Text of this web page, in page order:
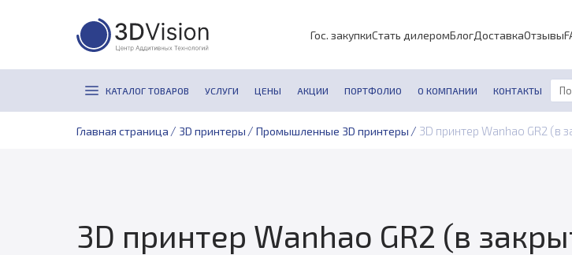
Гос. закупкиСтать дилеромБлогДоставкаОтзывы
КАТАЛОГ ТОВАРОВ УСЛУГИ ЦЕНЫ АКЦИИ ПОРТФОЛИО О КОМПАНИИ КОНТАКТЫ
Главная страница / 3D принтеры / Промышленные 3D принтеры / 3D принтер Wanhao GR2 (в
3D принтер Wanhao GR2 (в